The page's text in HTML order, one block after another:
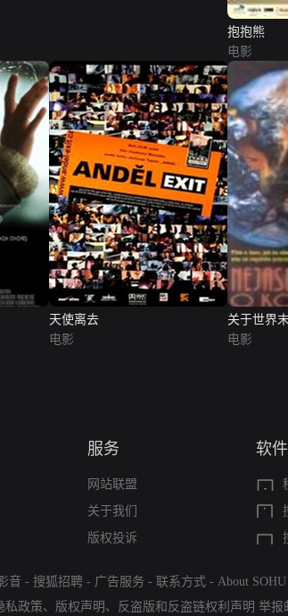
抱抱熊
电影
天使离去
电影
关于世界
电影
服务
网站联盟
关于我们
版权投诉
软
音 - 搜狐招聘 - 广告服务 - 联系方式 - About SOHU
私政策、 版权声明 、 反盗版和反盗链权利声明 举报